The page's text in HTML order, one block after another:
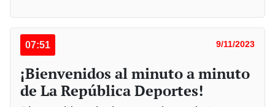
07:51 9/11/2023
¡Bienvenidos al minuto a minuto
de La República Deportes!